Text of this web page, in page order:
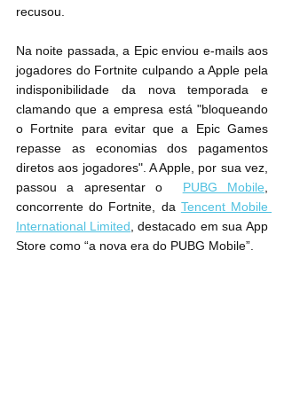
recusou.
Na noite passada, a Epic enviou e-mails aos
jogadores do Fortnite culpando a Apple pela
indisponibilidade da nova temporada e
clamando que a empresa está "bloqueando
o Fortnite para evitar que a Epic Games
repasse as economias dos pagamentos
diretos aos jogadores". A Apple, por sua vez,
passou a apresentar o PUBG Mobile
concorrente do Fortnite, da Tencent Mobile
International Limited , destacado em sua ‌App
Store‌ como “a nova era do PUBG Mobile”.